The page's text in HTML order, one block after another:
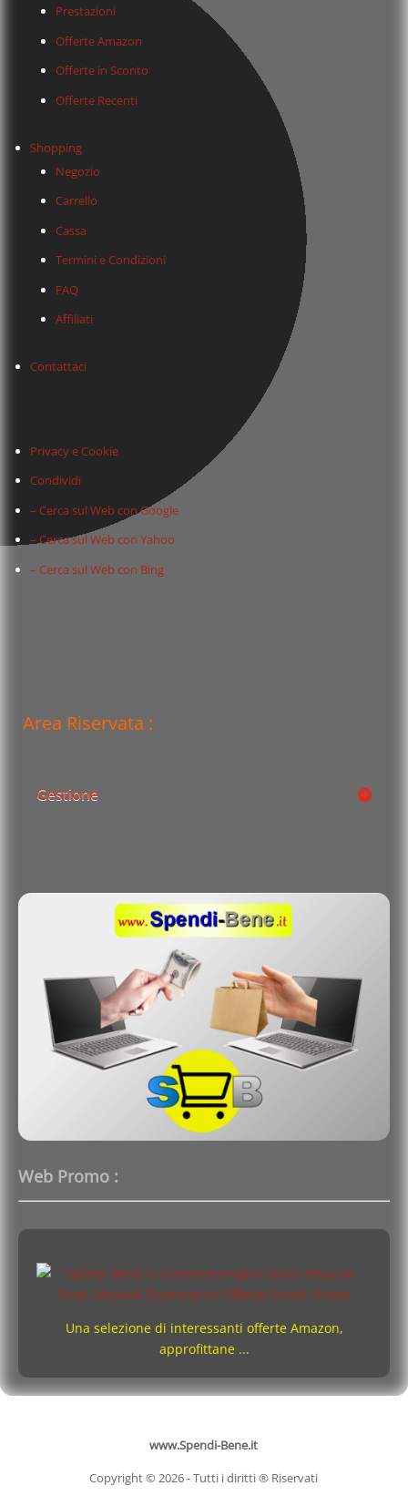
Prestazioni
Offerte Amazon
Offerte in Sconto
Offerte Recenti
Shopping
Negozio
Carrello
Cassa
Termini e Condizioni
FAQ
Affiliati
Contattaci
Privacy e Cookie
Condividi
– Cerca sul Web con Google
– Cerca sul Web con Yahoo
– Cerca sul Web con Bing
Area Riservata :
Gestione
Web Promo :
Una selezione di interessanti offerte Amazon,
approfittane ...
www.Spendi-Bene.it
Copyright © 2026 - Tutti i diritti ® Riservati